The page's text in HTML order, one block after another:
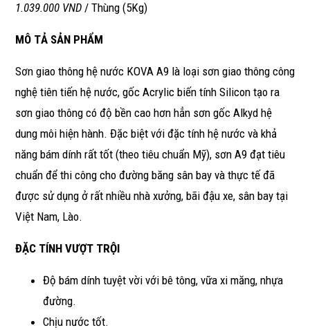
1.039.000 VND / Thùng (5Kg)
MÔ TẢ SẢN PHẨM
Sơn giao thông hệ nước KOVA A9 là loại sơn giao thông công
nghệ tiên tiến hệ nước, gốc Acrylic biến tính Silicon tạo ra
sơn giao thông có độ bền cao hơn hẳn sơn gốc Alkyd hệ
dung môi hiện hành. Đặc biệt với đặc tính hệ nước và khả
năng bám dính rất tốt (theo tiêu chuẩn Mỹ), sơn A9 đạt tiêu
chuẩn để thi công cho đường băng sân bay và thực tế đã
được sử dụng ở rất nhiều nhà xưởng, bãi đậu xe, sân bay tại
Việt Nam, Lào.
ĐẶC TÍNH VƯỢT TRỘI
Độ bám dính tuyệt vời với bê tông, vữa xi măng, nhựa
đường.
Chịu nước tốt.